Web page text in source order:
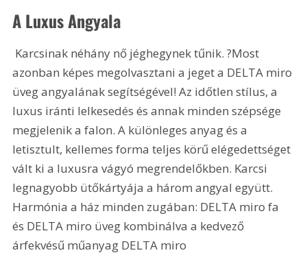
A Luxus Angyala
azonban képes megolvasztani a jeget a DELTA miro
üveg angyalának segítségével! Az időtlen stílus, a
luxus iránti lelkesedés és annak minden szépsége
megjelenik a falon. A különleges anyag és a
letisztult, kellemes forma teljes körű elégedettséget
vált ki a luxusra vágyó megrendelőkben. Karcsi
legnagyobb ütőkártyája a három angyal együtt.
Harmónia a ház minden zugában: DELTA miro fa
és DELTA miro üveg kombinálva a kedvező
árfekvésű műanyag DELTA miro